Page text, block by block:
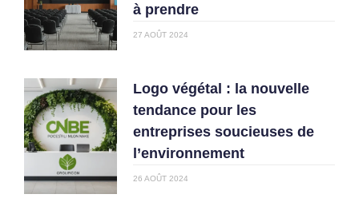
à prendre
27 AOÛT 2024
Logo végétal : la nouvelle
tendance pour les
entreprises soucieuses de
l’environnement
26 AOÛT 2024